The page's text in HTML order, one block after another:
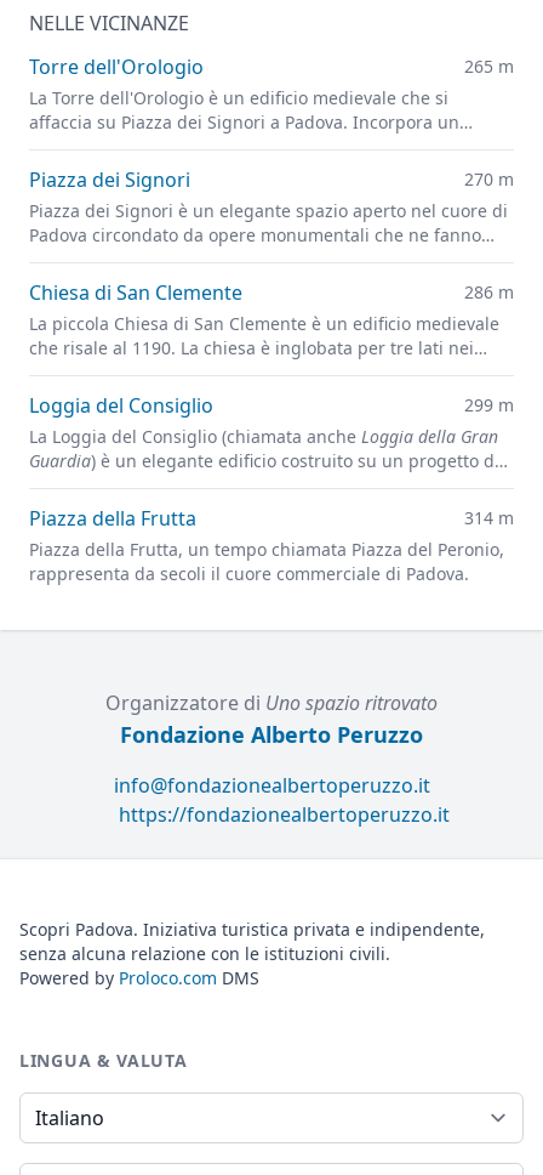
NELLE VICINANZE
Torre dell'Orologio
265 m
La Torre dell'Orologio è un edificio medievale che si
affaccia su Piazza dei Signori a Padova. Incorpora un
grande orologio astronomico progettato da Jacopo Dondi.
Piazza dei Signori
270 m
Piazza dei Signori è un elegante spazio aperto nel cuore di
Padova circondato da opere monumentali che ne fanno
una sorta di salotto cittadino.
Chiesa di San Clemente
286 m
La piccola Chiesa di San Clemente è un edificio medievale
che risale al 1190. La chiesa è inglobata per tre lati nei
palazzi adiacenti.
Loggia del Consiglio
299 m
La Loggia del Consiglio (chiamata anche Loggia della Gran
Guardia) è un elegante edificio costruito su un progetto del
1496 di Annibale Maggi da Bassano (completato dal
Falconetto nel 1553), per accogliere il Consiglio della città
Ragione nel 1420.
Piazza della Frutta
314 m
Piazza della Frutta, un tempo chiamata Piazza del Peronio,
rappresenta da secoli il cuore commerciale di Padova.
Organizzatore di Uno spazio ritrovato
Fondazione Alberto Peruzzo
info@fondazionealbertoperuzzo.it
https://fondazionealbertoperuzzo.it
Scopri Padova. Iniziativa turistica privata e indipendente,
senza alcuna relazione con le istituzioni civili.
Powered by Proloco.com DMS
LINGUA & VALUTA
Lingua